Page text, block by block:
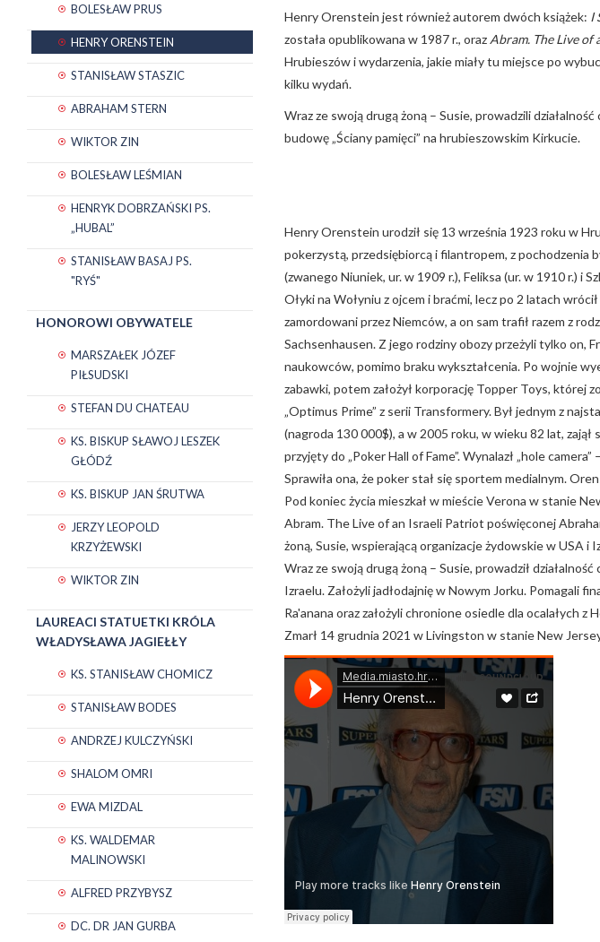
BOLESŁAW PRUS
HENRY ORENSTEIN
STANISŁAW STASZIC
ABRAHAM STERN
WIKTOR ZIN
BOLESŁAW LEŚMIAN
HENRYK DOBRZAŃSKI PS.
„HUBAL”
STANISŁAW BASAJ PS.
"RYŚ"
HONOROWI OBYWATELE
MARSZAŁEK JÓZEF
PIŁSUDSKI
STEFAN DU CHATEAU
KS. BISKUP SŁAWOJ LESZEK
GŁÓDŹ
KS. BISKUP JAN ŚRUTWA
JERZY LEOPOLD
KRZYŻEWSKI
WIKTOR ZIN
LAUREACI STATUETKI KRÓLA
WŁADYSŁAWA JAGIEŁŁY
KS. STANISŁAW CHOMICZ
STANISŁAW BODES
ANDRZEJ KULCZYŃSKI
SHALOM OMRI
EWA MIZDAL
KS. WALDEMAR
MALINOWSKI
ALFRED PRZYBYSZ
DC. DR JAN GURBA
Henry Orenstein jest również autorem dwóch książek: I
została opublikowana w 1987 r., oraz Abram. The Live of
Hrubieszów i wydarzenia, jakie miały tu miejsce po
kilku wydań.
Wraz ze swoją drugą żoną – Susie, prowadzili
budowę „Ściany pamięci” na hrubieszowskim Kirkucie.
Henry Orenstein urodził się 13 września 1923 roku w
pokerzystą, przedsiębiorcą i filantropem, z pochodzenia
(zwanego Niuniek, ur. w 1909 r.), Feliksa (ur. w 1910 r.) i
Ołyki na Wołyniu z ojcem i braćmi, lecz po 2 latach
zamordowani przez Niemców, a on sam trafił razem z
Sachsenhausen. Z jego rodziny obozy przeżyli tylko on,
naukowców, pomimo braku wykształcenia. Po wojnie
zabawki, potem założył korporację Topper Toys, której
„Optimus Prime” z serii Transformery. Był jednym z
(nagroda 130 000$), a w 2005 roku, w wieku 82 lat,
przyjęty do „Poker Hall of Fame”. Wynalazł „hole
Sprawiła ona, że poker stał się sportem medialnym.
Pod koniec życia mieszkał w mieście Verona w stanie
Abram. The Live of an Israeli Patriot poświęconej
żoną, Susie, wspierającą organizacje żydowskie w USA i
Wraz ze swoją drugą żoną – Susie, prowadził
Izraelu. Założyli jadłodajnię w Nowym Jorku. Pomagali
Ra'anana oraz założyli chronione osiedle dla ocalałych
Zmarł 14 grudnia 2021 w Livingston w stanie New